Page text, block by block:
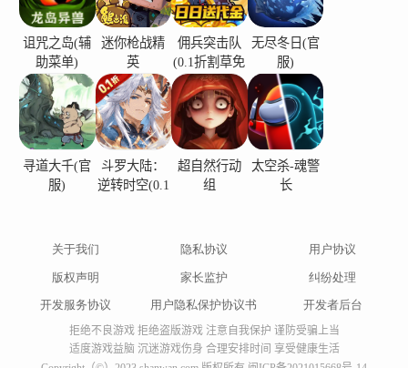
诅咒之岛(辅
助菜单)
迷你枪战精
英
佣兵突击队
(0.1折割草免
费版)
无尽冬日(官
服)
寻道大千(官
服)
斗罗大陆：
逆转时空(0.1
超自然行动
组
太空杀-魂警
长
关于我们 隐私协议
用户协议
版权声明
家长监护
纠纷处理
开发服务协议
用户隐私保护协议书 开发者后台
拒绝不良游戏 拒绝盗版游戏 注意自我保护 谨防受骗上当
适度游戏益脑 沉迷游戏伤身 合理安排时间 享受健康生活